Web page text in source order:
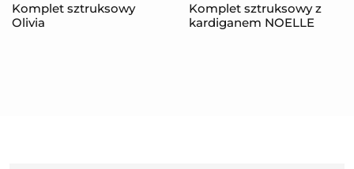
Komplet sztruksowy
Olivia
Komplet sztruksowy z
kardiganem NOELLE